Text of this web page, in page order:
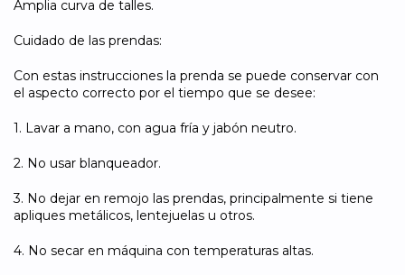
Amplia curva de talles.
Cuidado de las prendas:
Con estas instrucciones la prenda se puede conservar con
el aspecto correcto por el tiempo que se desee:
1. Lavar a mano, con agua fría y jabón neutro.
2. No usar blanqueador.
3. No dejar en remojo las prendas, principalmente si tiene
apliques metálicos, lentejuelas u otros.
4. No secar en máquina con temperaturas altas.